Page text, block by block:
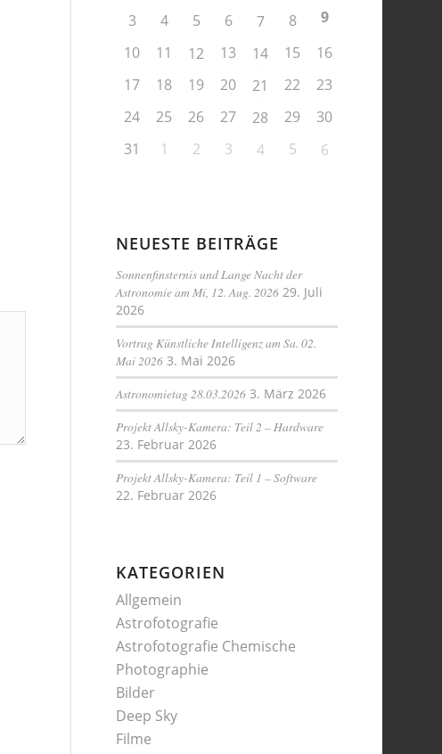
3
4 5 6 7 8
9
10
11 12 13 14 15
16
17
18 19 20 21 22
23
24
25 26 27 28 29
30
31
1 2 3 4 5 6
NEUESTE BEITRÄGE
Sonnenfinsternis und Lange Nacht der
Astronomie am Mi, 12. Aug. 2026 29. Juli
2026
Vortrag Künstliche Intelligenz am Sa. 02.
Mai 2026 3. Mai 2026
Astronomietag 28.03.2026 3. März 2026
Projekt Allsky-Kamera: Teil 2 – Hardware
23. Februar 2026
Projekt Allsky-Kamera: Teil 1 – Software
22. Februar 2026
KATEGORIEN
Allgemein
Astrofotografie
Astrofotografie Chemische
Photographie
Bilder
Deep Sky
Filme